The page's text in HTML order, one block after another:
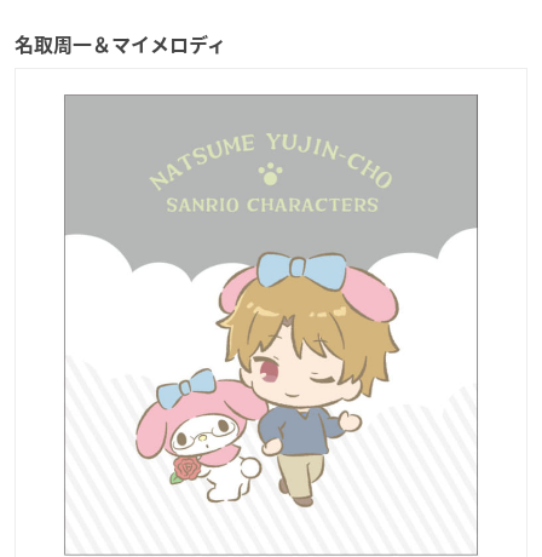
名取周一＆マイメロディ